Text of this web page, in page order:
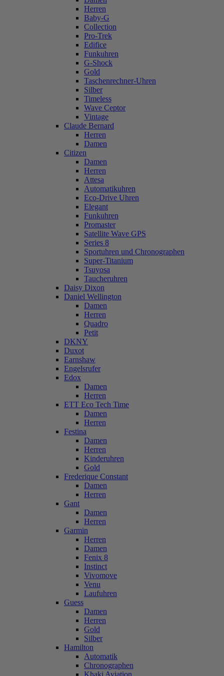
Herren
Baby-G
Collection
Pro-Trek
Edifice
Funkuhren
G-Shock
Gold
Taschenrechner-Uhren
Silber
Timeless
Wave Ceptor
Vintage
Claude Bernard
Herren
Damen
Citizen
Damen
Herren
Attesa
Automatikuhren
Eco-Drive Uhren
Elegant
Funkuhren
Promaster
Satellite Wave GPS
Series 8
Sportuhren und Chronographen
Super-Titanium
Tsuyosa
Taucheruhren
Daisy Dixon
Daniel Wellington
Damen
Herren
Quadro
Petit
DKNY
Duxot
Earnshaw
Engelsrufer
Edox
Damen
Herren
ETT Eco Tech Time
Damen
Herren
Festina
Damen
Herren
Kinderuhren
Gold
Frederique Constant
Damen
Herren
Gant
Damen
Herren
Garmin
Herren
Damen
Fenix 8
Instinct
Vivomove
Venu
Laufuhren
Guess
Damen
Herren
Gold
Silber
Hamilton
Automatik
Chronographen
Khaki Aviation